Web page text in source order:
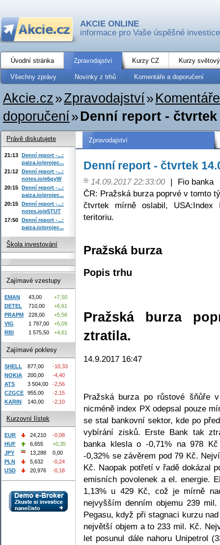
AKCIE ONLINE
informace pro Vaše úspěšné investice
Úvodní stránka Zpravodajství Kurzy CZ Kurzy
Všechny zprávy Novinky z trhů Komentáře a doporučení
Akcie.cz»Zpravodajství»
doporučení»Denní report - čtvrtek
Zpravodajství
Denní report - čtvrtek
14.09.2017 22:33:00 |
Fio banka
ČR: Pražská burza poprvé v tomto
čtvrtek mírně oslabil,
teritoriu.
Pražská burza
Popis trhu
Pražská burza
ztratila.
14.9.2017 16:47
Pražská burza po růstové šňůře
nicméně index PX odepsal pouze
se stal bankovní sektor, kde po
vybírání zisků. Erste Bank tak
banka klesla o -0,71% na 978
-0,32% se závěrem pod 79 Kč.
Kč. Naopak potřetí v řadě dokázal
emisních povolenek a el. energie.
1,13% u 429 Kč, což je mírně
nejvyšším denním objemu 239
Pegasu, když při stagnaci kurzu
největší objem a to 233 mil. Kč.
let posunul dále nahoru Unipetrol
Právě diskutujete
21:13 Denní report -...:
paiza.io/projec...
21:12 Denní report -...:
notes.io/e6qyW
20:15 Denní report -...:
paiza.io/projec...
20:15 Denní report -...:
notes.io/e5TUT
17:50 Denní report -...:
paiza.io/projec...
Škola investování
Zajímavé vzestupy
EMAN 43,00
+7,50
DETEL
710,00
+6,61
PRAPM
228,00
+5,56
VIG
1 797,00
+5,09
RBI
1 575,50 +4,61
Zajímavé poklesy
SHELL 877,00
-10,33
NOKIA
200,00
-4,40
ATS
3 504,00
-2,56
CZGCE
955,00
-2,15
KARIN
140,00 -2,10
Kurzovní lístek
EUR 24,210
-0,08
HUF
6,655
+0,35
JPY
13,288
0,00
PLN
5,632
-0,24
USD
20,976 -0,18